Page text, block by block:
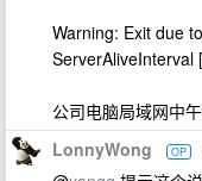
Warning: Exit due
ServerAliveInterval
公司电脑局域网中
LonnyWong OP